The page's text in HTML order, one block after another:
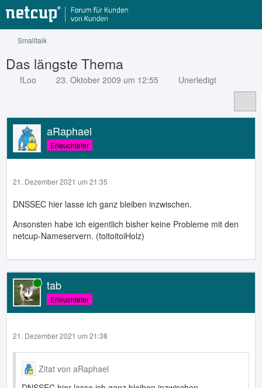
Smalltalk
Das längste Thema
fLoo 23. Oktober 2009 um 12:55 Unerledigt
aRaphael
Erleuchteter
21. Dezember 2021 um 21:35
DNSSEC hier lasse ich ganz bleiben inzwischen.
Ansonsten habe ich eigentlich bisher keine Probleme mit den
netcup-Nameservern. (toitoitoiHolz)
tab
Online
Erleuchteter
21. Dezember 2021 um 21:38
Zitat von aRaphael